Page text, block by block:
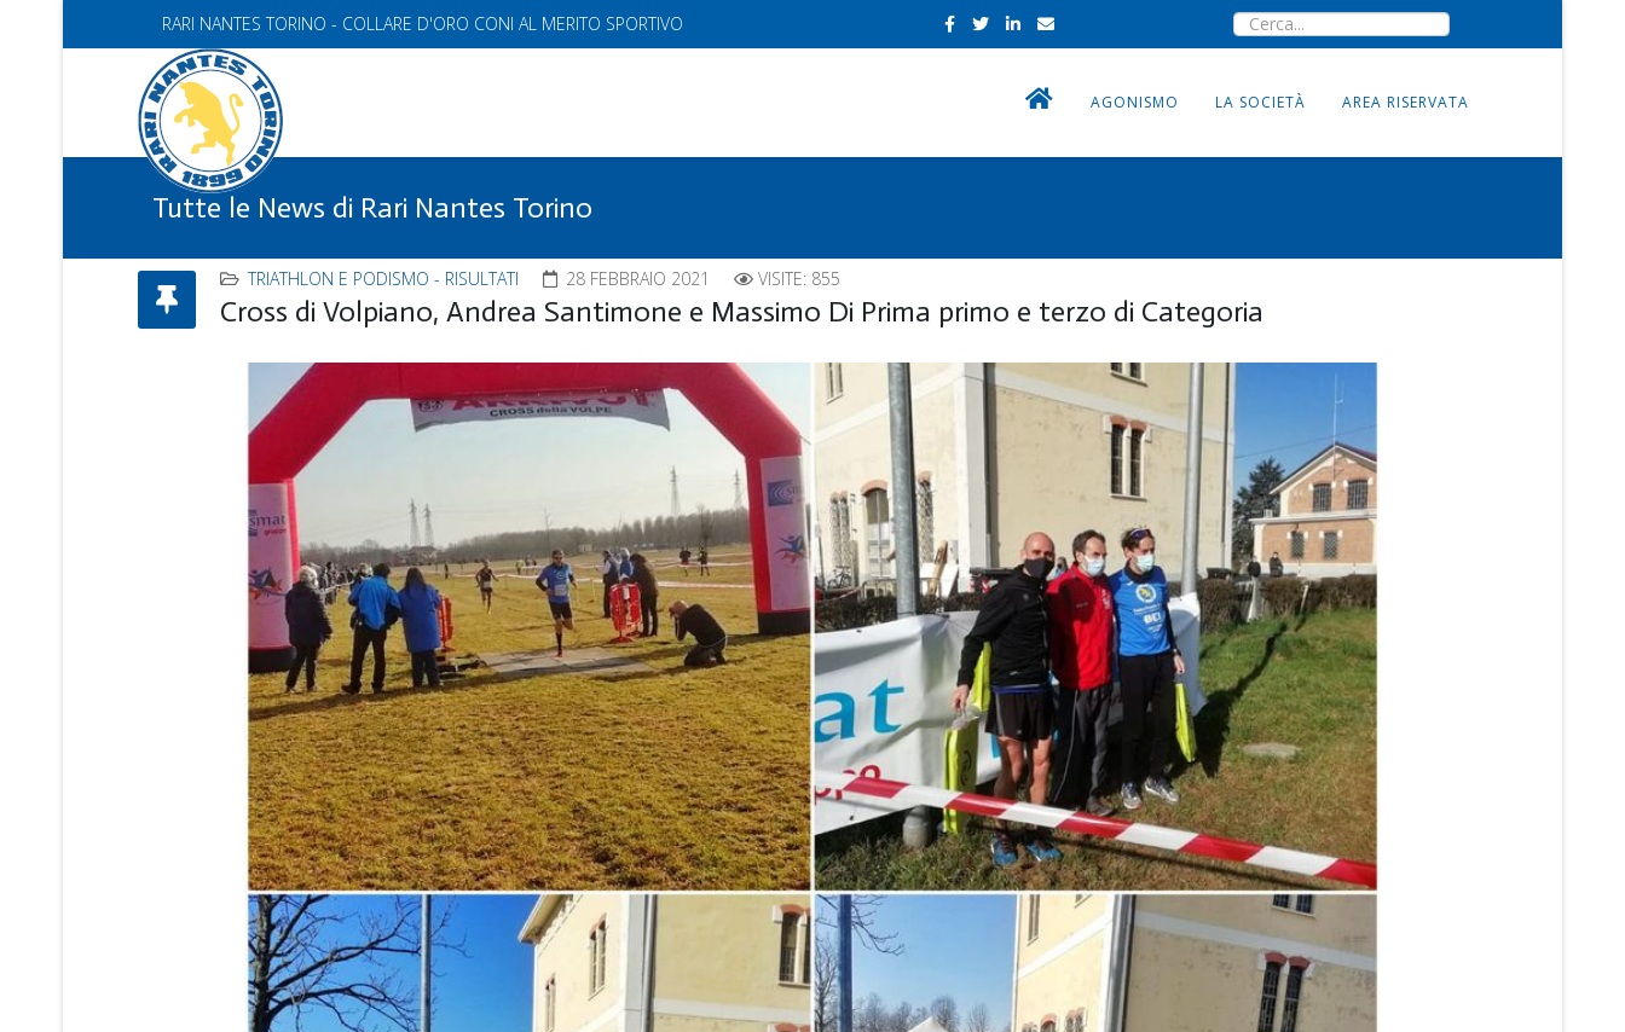
RARI NANTES TORINO - COLLARE D'ORO CONI AL MERITO SPORTIVO
AGONISMO LA SOCIETÀ AREA RISERVATA
Tutte le News di Rari Nantes Torino
TRIATHLON E PODISMO - RISULTATI 28 FEBBRAIO 2021 VISITE: 855
Cross di Volpiano, Andrea Santimone e Massimo Di Prima primo e terzo di Categoria